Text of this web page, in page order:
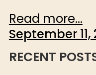
Read more...
September 11,
RECENT